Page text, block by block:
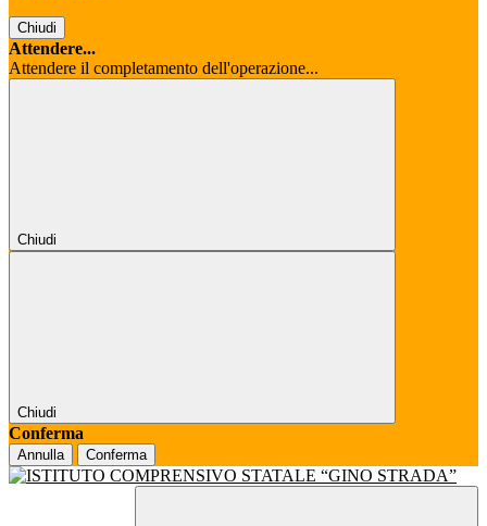
Chiudi
Attendere...
Attendere il completamento dell'operazione...
Chiudi
Chiudi
Conferma
Annulla Conferma